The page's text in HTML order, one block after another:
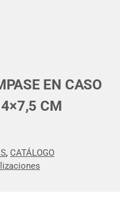
EN CASO
CM
, CATÁLOGO